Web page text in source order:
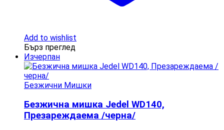
Add to wishlist
Бърз преглед
Изчерпан
Безжични Мишки
Безжична мишка Jedel WD140,
Презареждаема /черна/